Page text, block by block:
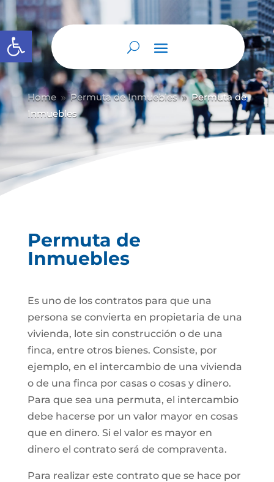
Abrir barra de herramientas
Home 9 Permuta de Inmuebles 9 Permuta de
Inmuebles
Permuta de
Inmuebles
Es uno de los contratos para que una
persona se convierta en propietaria de una
vivienda, lote sin construcción o de una
finca, entre otros bienes. Consiste, por
ejemplo, en el intercambio de una vivienda
o de una finca por casas o cosas y dinero.
Para que sea una permuta, el intercambio
debe hacerse por un valor mayor en cosas
que en dinero. Si el valor es mayor en
dinero el contrato será de compraventa.
Para realizar este contrato que se hace por